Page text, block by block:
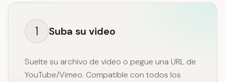
1 Suba su video
Suelte su archivo de video o pegue una URL de
YouTube/Vimeo. Compatible con todos los